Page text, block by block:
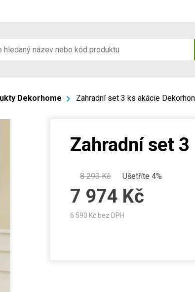
Dekorhome Zahradní set 3 ks akácie
Zahradní set
8 293Kč Ušetříte 4%
7 974 Kč
6 590 Kč bez DPH